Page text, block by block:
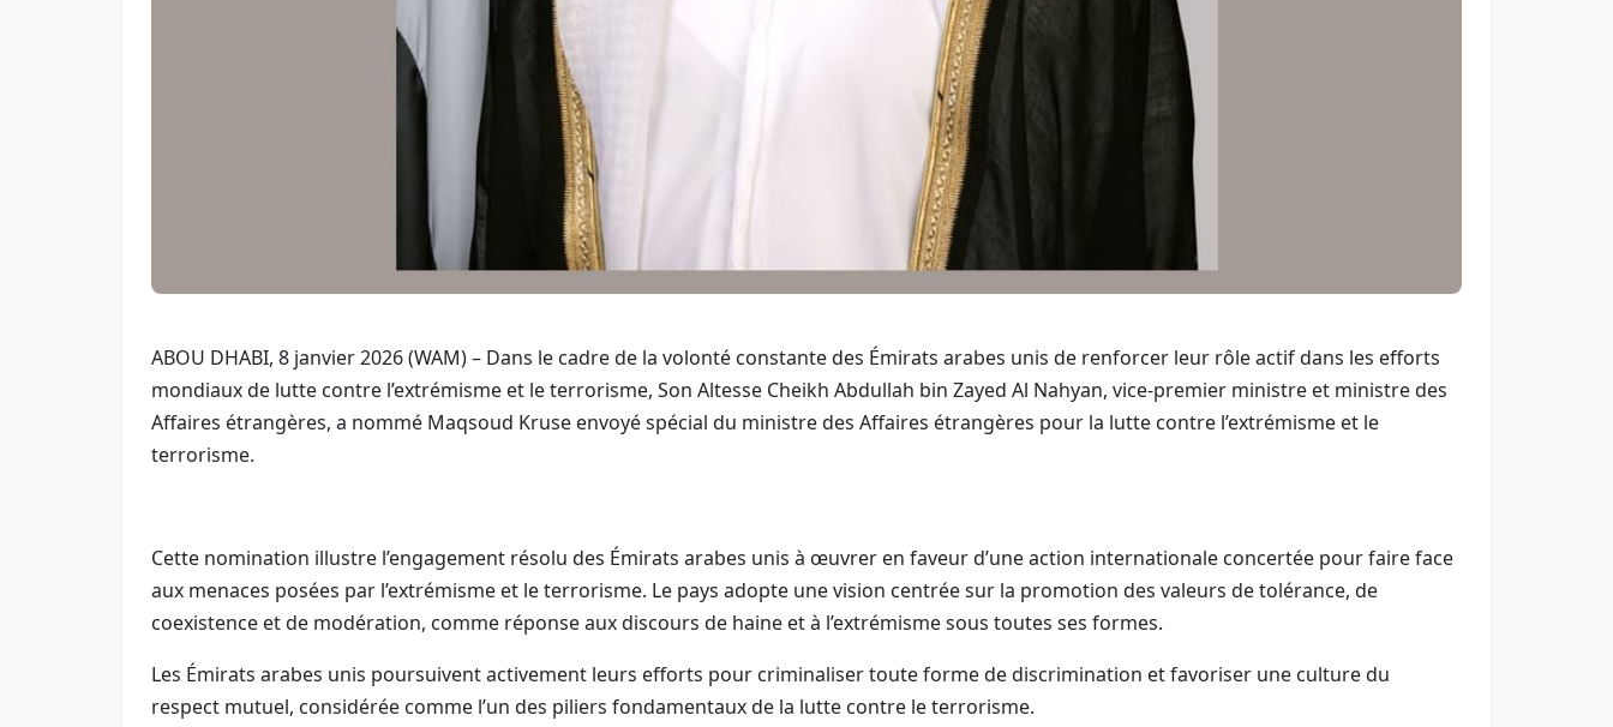
ABOU DHABI, 8 janvier 2026 (WAM) – Dans le cadre de la volonté constante des Émirats arabes unis de renforcer leur rôle actif dans les efforts
mondiaux de lutte contre l’extrémisme et le terrorisme, Son Altesse Cheikh Abdullah bin Zayed Al Nahyan, vice-premier ministre et ministre des
Affaires étrangères, a nommé Maqsoud Kruse envoyé spécial du ministre des Affaires étrangères pour la lutte contre l’extrémisme et le
terrorisme.
Cette nomination illustre l’engagement résolu des Émirats arabes unis à œuvrer en faveur d’une action internationale concertée pour faire face
aux menaces posées par l’extrémisme et le terrorisme. Le pays adopte une vision centrée sur la promotion des valeurs de tolérance, de
coexistence et de modération, comme réponse aux discours de haine et à l’extrémisme sous toutes ses formes.
Les Émirats arabes unis poursuivent activement leurs efforts pour criminaliser toute forme de discrimination et favoriser une culture du
respect mutuel, considérée comme l’un des piliers fondamentaux de la lutte contre le terrorisme.